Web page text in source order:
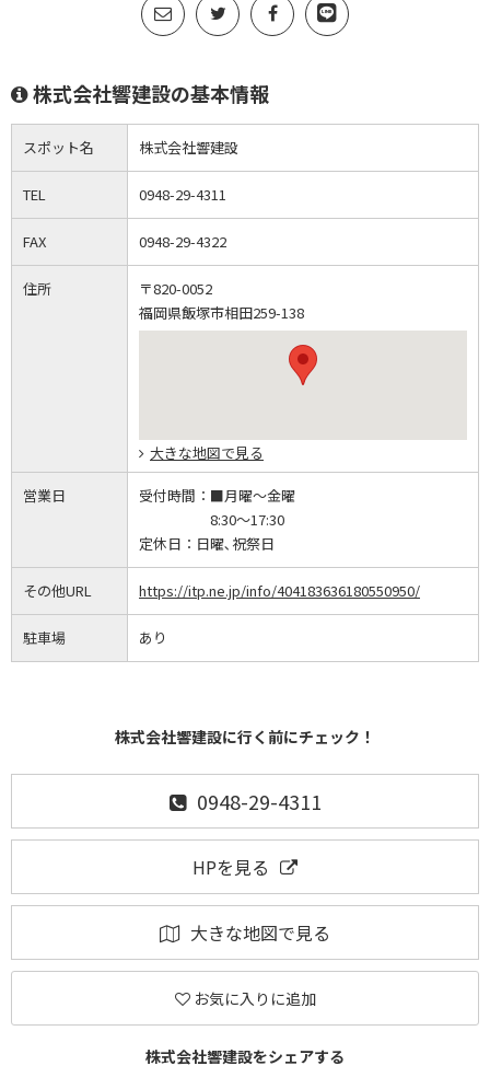
株式会社響建設の基本情報
スポット名 株式会社響建設
TEL 0948-29-4311
FAX 0948-29-4322
住所
〒820-0052
福岡県飯塚市相田259-138
大きな地図で見る
営業日 受付時間： ■月曜～金曜
8:30～17:30
定休日： 日曜､祝祭日
その他URL https://itp.ne.jp/info/404183636180550950/
駐車場 あり
株式会社響建設に行く前にチェック！
0948-29-4311
HPを見る
大きな地図で見る
お気に入りに追加
株式会社響建設をシェアする